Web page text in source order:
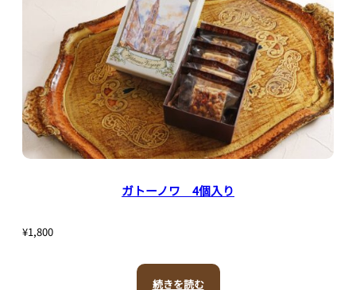
ガトーノワ 4個入り
¥1,800
続きを読む